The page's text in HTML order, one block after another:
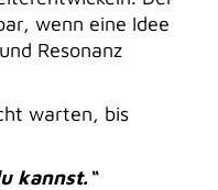
wenn eine Idee
Resonanz
warten, bis
kannst.“